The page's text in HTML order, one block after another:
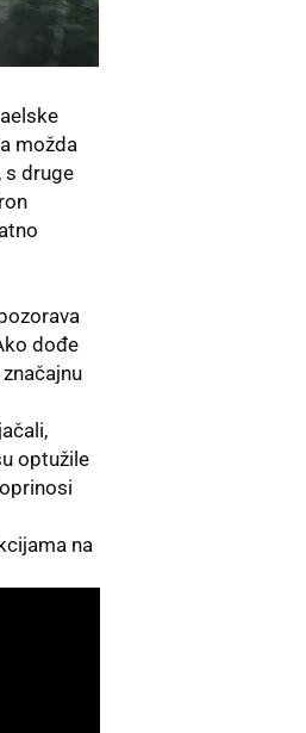
možda
s druge
dođe
optužile
na